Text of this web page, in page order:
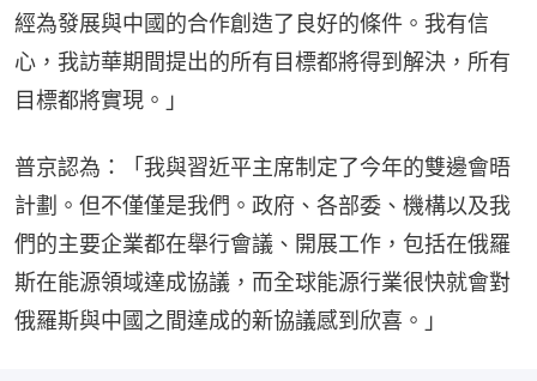
經為發展與中國的合作創造了良好的條件。我有信
心，我訪華期間提出的所有目標都將得到解決，所有
目標都將實現。」
普京認為：「我與習近平主席制定了今年的雙邊會晤
計劃。但不僅僅是我們。政府、各部委、機構以及我
們的主要企業都在舉行會議、開展工作，包括在俄羅
斯在能源領域達成協議，而全球能源行業很快就會對
俄羅斯與中國之間達成的新協議感到欣喜。」